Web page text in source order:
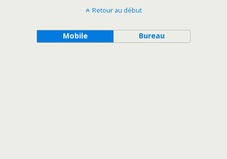
Retour au début
Mobile Bureau